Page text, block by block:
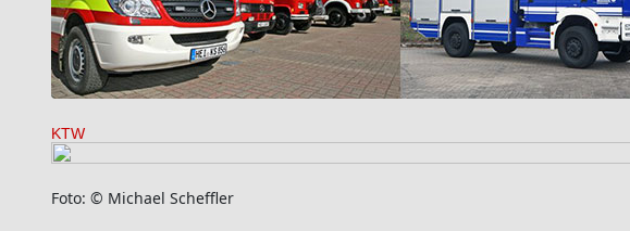
KTW
Foto: © Michael Scheffler